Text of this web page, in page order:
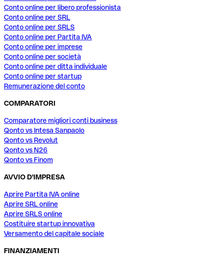
Conto online per libero professionista
Conto online per SRL
Conto online per SRLS
Conto online per Partita IVA
Conto online per imprese
Conto online per società
Conto online per ditta individuale
Conto online per startup
Remunerazione del conto
COMPARATORI
Comparatore migliori conti business
Qonto vs Intesa Sanpaolo
Qonto vs Revolut
Qonto vs N26
Qonto vs Finom
AVVIO D'IMPRESA
Aprire Partita IVA online
Aprire SRL online
Aprire SRLS online
Costituire startup innovativa
Versamento del capitale sociale
FINANZIAMENTI